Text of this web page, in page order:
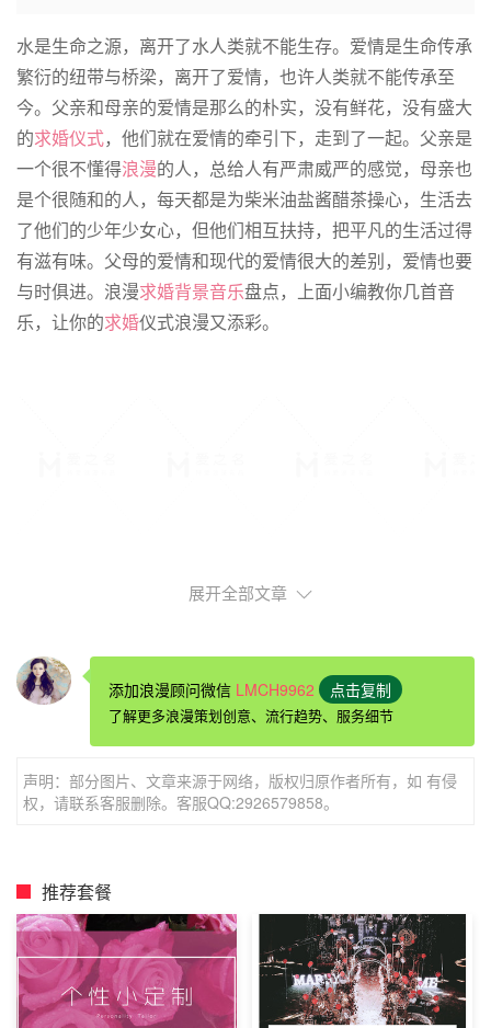
水是生命之源，离开了水人类就不能生存。爱情是生命传承
繁衍的纽带与桥梁，离开了爱情，也许人类就不能传承至
今。父亲和母亲的爱情是那么的朴实，没有鲜花，没有盛大
的求婚仪式，他们就在爱情的牵引下，走到了一起。父亲是
一个很不懂得浪漫的人，总给人有严肃威严的感觉，母亲也
是个很随和的人，每天都是为柴米油盐酱醋茶操心，生活去
了他们的少年少女心，但他们相互扶持，把平凡的生活过得
有滋有味。父母的爱情和现代的爱情很大的差别，爱情也要
与时俱进。浪漫求婚背景音乐盘点，上面小编教你几首音
乐，让你的求婚仪式浪漫又添彩。
《第八号小提琴协奏曲》——小提琴协奏曲，很适合做背景
音乐，让人心境马上沉静下来，注意使用时的音量，声音太
高，会破坏优美感。
展开全部文章
添加浪漫顾问微信 LMCH9962 点击复制
了解更多浪漫策划创意、流行趋势、服务细节
声明：部分图片、文章来源于网络，版权归原作者所有，如 有侵
权，请联系客服删除。客服QQ:2926579858。
推荐套餐